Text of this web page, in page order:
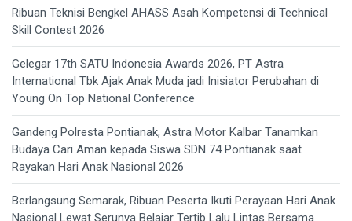
Ribuan Teknisi Bengkel AHASS Asah Kompetensi di Technical
Skill Contest 2026
Gelegar 17th SATU Indonesia Awards 2026, PT Astra
International Tbk Ajak Anak Muda jadi Inisiator Perubahan di
Young On Top National Conference
Gandeng Polresta Pontianak, Astra Motor Kalbar Tanamkan
Budaya Cari Aman kepada Siswa SDN 74 Pontianak saat
Rayakan Hari Anak Nasional 2026
Berlangsung Semarak, Ribuan Peserta Ikuti Perayaan Hari Anak
Nasional Lewat Serunya Belajar Tertib Lalu Lintas Bersama